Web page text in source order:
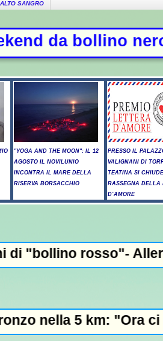
SANGRO
l'esodo
"YOGA AND THE MOON": IL 12
AGOSTO IL NOVILUNIO
INCONTRA IL MARE DELLA
RISERVA BORSACCHIO
PRESSO IL
VALIGNANI DI
TEATINA SI
RASSEGNA DELLA
D’AMORE
Allerta
"Ora ci divertiamo
NEWS IN